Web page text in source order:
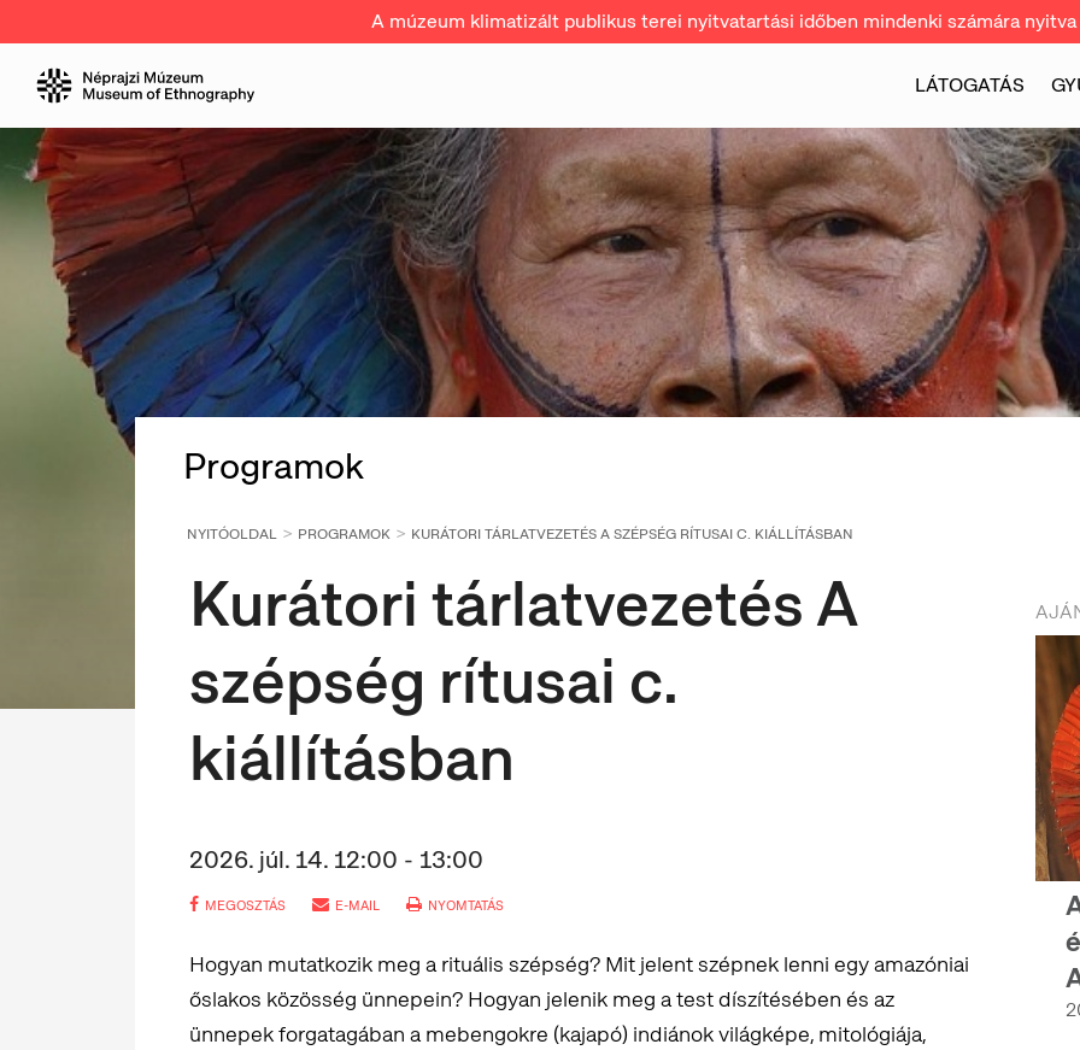
A múzeum klimatizált publikus terei nyitvatartási időben mindenki számára nyitva
LÁTOGATÁS
Programok
NYITÓOLDAL PROGRAMOK KURÁTORI TÁRLATVEZETÉS A SZÉPSÉG RÍTUSAI C. KIÁLLÍTÁSBAN
Kurátori tárlatvezetés A
szépség rítusai c.
kiállításban
2026. júl. 14. 12:00 - 13:00
MEGOSZTÁS E-MAIL NYOMTATÁS
Hogyan mutatkozik meg a rituális szépség? Mit jelent szépnek lenni egy amazóniai
őslakos közösség ünnepein? Hogyan jelenik meg a test díszítésében és az
ünnepek forgatagában a mebengokre (kajapó) indiánok világképe, mitológiája,